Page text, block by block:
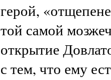
герой,
той самой
открытие
с тем, что ему